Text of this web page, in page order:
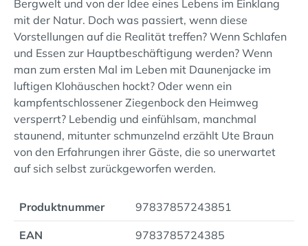
Bergwelt und von der Idee eines Lebens im Einklang
mit der Natur. Doch was passiert, wenn diese
Vorstellungen auf die Realität treffen? Wenn Schlafen
und Essen zur Hauptbeschäftigung werden? Wenn
man zum ersten Mal im Leben mit Daunenjacke im
luftigen Klohäuschen hockt? Oder wenn ein
kampfentschlossener Ziegenbock den Heimweg
versperrt? Lebendig und einfühlsam, manchmal
staunend, mitunter schmunzelnd erzählt Ute Braun
von den Erfahrungen ihrer Gäste, die so unerwartet
auf sich selbst zurückgeworfen werden.
Produktnummer 97837857243851
EAN 9783785724385